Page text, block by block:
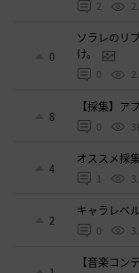
2
0
ソラレのリ
け。
0
8
【採集】ア
0
4
オススメ採
1
2
キャラレベ
0
【音楽コン